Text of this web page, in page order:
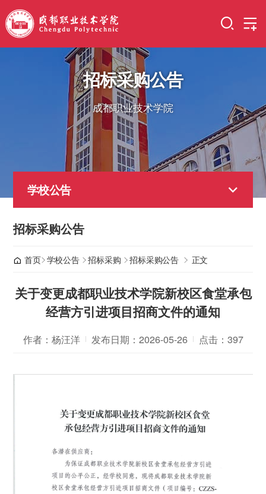
招标采购公告
成都职业技术学院
学校公告
招标采购公告
首页 学校公告 招标采购 招标采购公告 正文
关于变更成都职业技术学院新校区食堂承包
经营方引进项目招商文件的通知
作者：杨汪洋 发布日期：2026-05-26 点击： 397